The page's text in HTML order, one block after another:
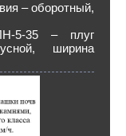
– оборотный,
5-35 – плуг
ширина